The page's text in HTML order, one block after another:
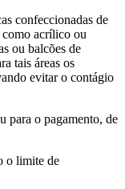
confeccionadas de
acrílico ou
ou balcões de
tais áreas os
evitar o contágio
para o pagamento, de
o limite de